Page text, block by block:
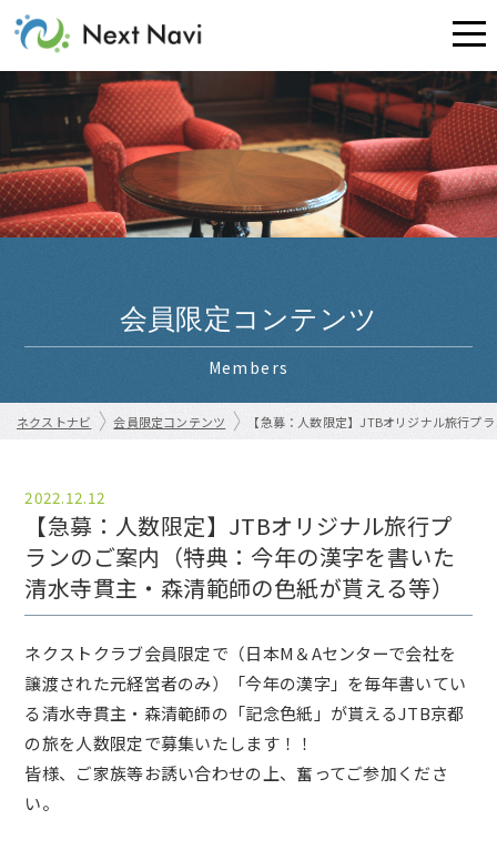
会員限定コンテンツ
Members
ネクストナビ 会員限定コンテンツ 【急募：人数限定】JTBオリジナル旅行プ
2022.12.12
【急募：人数限定】JTBオリジナル旅行プ
ランのご案内（特典：今年の漢字を書いた
清水寺貫主・森清範師の色紙が貰える等）
ネクストクラブ会員限定で（日本М＆Aセンターで会社を
譲渡された元経営者のみ）「今年の漢字」を毎年書いてい
る清水寺貫主・森清範師の「記念色紙」が貰えるJTB京都
の旅を人数限定で募集いたします！！
皆様、ご家族等お誘い合わせの上、奮ってご参加くださ
い。